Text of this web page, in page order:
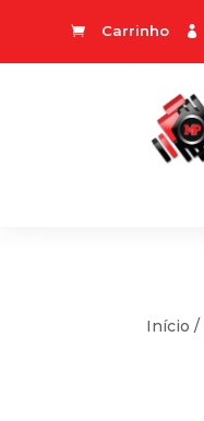
 Carrinho 
Início /